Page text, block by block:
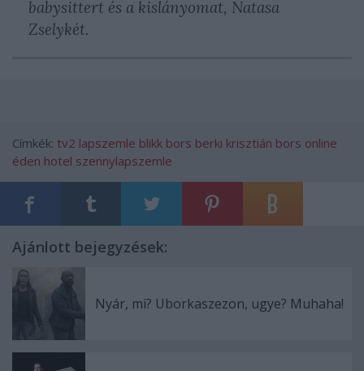
babysittert és a kislányomat, Natasa
Zselykét.
Címkék: tv2 lapszemle blikk bors berki krisztián bors online
éden hotel szennylapszemle
Ajánlott bejegyzések:
Nyár, mi? Uborkaszezon, ugye? Muhaha!